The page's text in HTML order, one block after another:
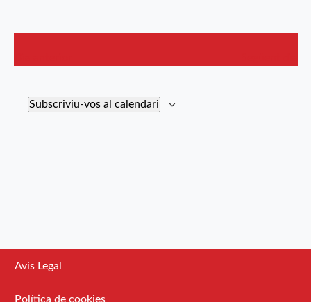
Subscriviu-vos al calendari
Avís Legal
Política de cookies